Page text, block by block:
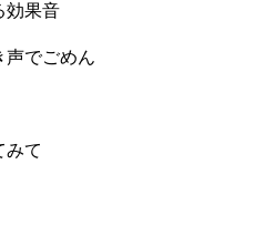
効果音
声でごめん
みて